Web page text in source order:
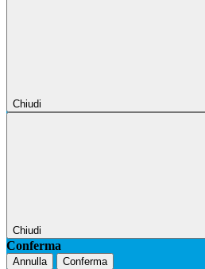
Chiudi
Chiudi
Conferma
Annulla Conferma